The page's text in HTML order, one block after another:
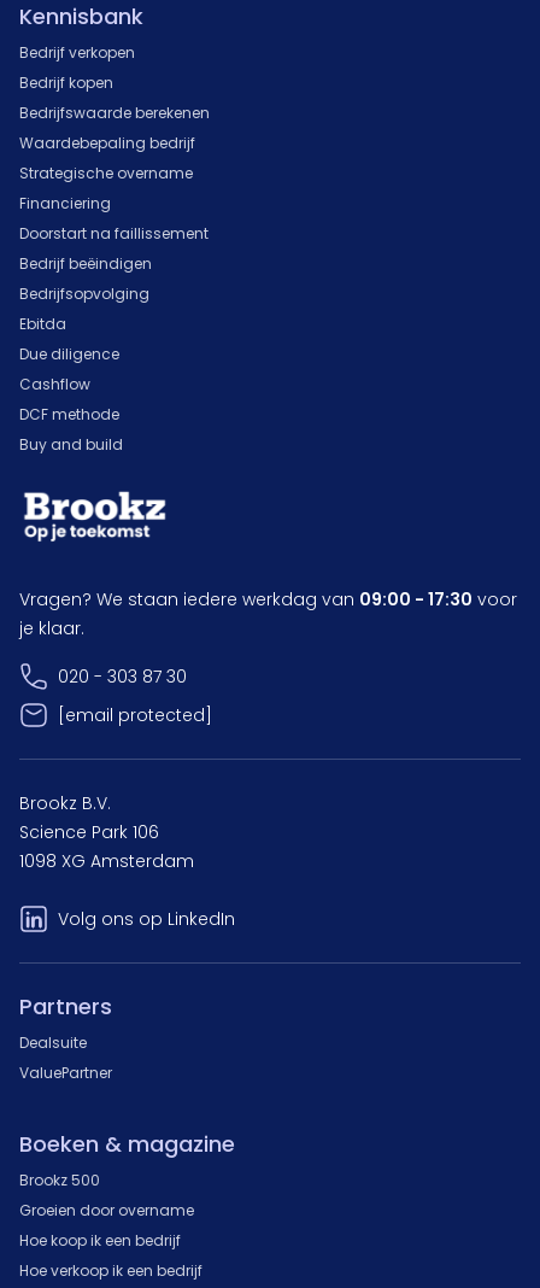
Kennisbank
Bedrijf verkopen
Bedrijf kopen
Bedrijfswaarde berekenen
Waardebepaling bedrijf
Strategische overname
Financiering
Doorstart na faillissement
Bedrijf beëindigen
Bedrijfsopvolging
Ebitda
Due diligence
Cashflow
DCF methode
Buy and build
Vragen? We staan iedere werkdag van 09:00 - 17:30 voor
je klaar.
020 - 303 87 30
[email protected]
Brookz B.V.
Science Park 106
1098 XG Amsterdam
Volg ons op LinkedIn
Partners
Dealsuite
ValuePartner
Boeken & magazine
Brookz 500
Groeien door overname
Hoe koop ik een bedrijf
Hoe verkoop ik een bedrijf